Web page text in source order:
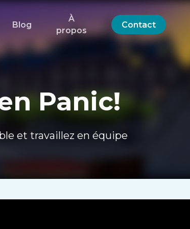
Blog
À
propos
Contact
Panic!
et travaillez en équipe